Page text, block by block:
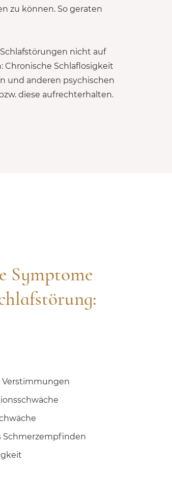
zu können. So geraten
nicht auf
Schlaflosigkeit
und anderen psychischen
diese aufrechterhalten.
Symptome
Verstimmungen
Schmerzempfinden